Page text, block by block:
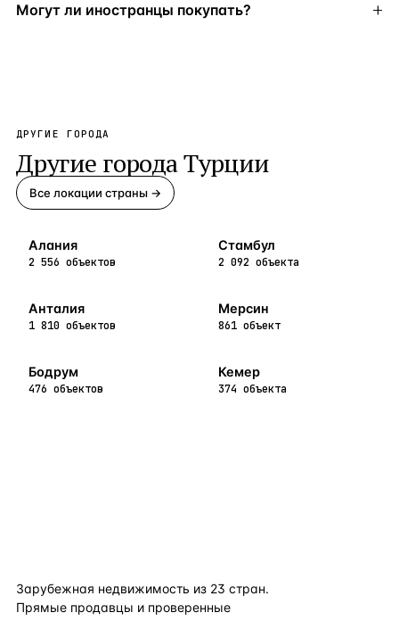
Могут ли иностранцы покупать?
ДРУГИЕ ГОРОДА
Другие городаТурции
Все локации страны →
Алания
2 556 объектов
Стамбул
2 092 объекта
Анталия
1 810 объектов
Мерсин
861 объект
Бодрум
476 объектов
Кемер
374 объекта
Зарубежная недвижимость из 23 стран.
Прямые продавцы и проверенные